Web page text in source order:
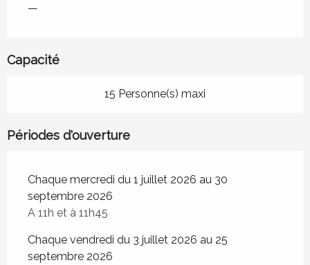
—
Capacité
15 Personne(s) maxi
Périodes d'ouverture
Chaque mercredi du 1 juillet 2026 au 30
septembre 2026
A 11h et à 11h45
Chaque vendredi du 3 juillet 2026 au 25
septembre 2026